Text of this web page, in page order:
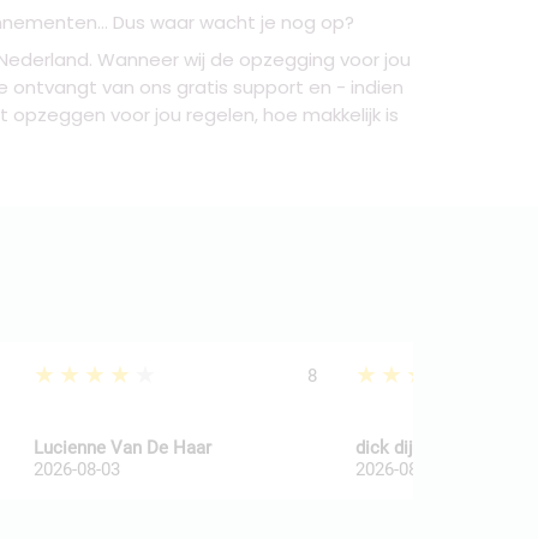
Dus waar wacht je nog op?
Wanneer wij de opzegging voor jou
ontvangt van ons gratis support en - indien
voor jou regelen, hoe makkelijk is
★★★★★ 8
Lucienne Van De Haar
2026-08-03
★★★★★
dick dijkkamp
2026-08-03